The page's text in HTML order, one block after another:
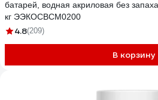
батарей, водная акриловая без
кг ЭЭКОСВСМ0200
4.8(209)
В корзину